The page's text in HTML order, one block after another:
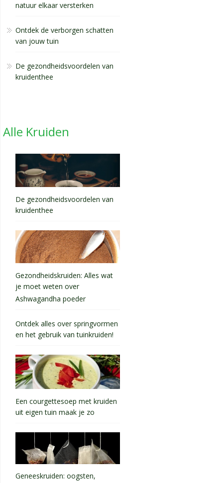
natuur elkaar versterken
Ontdek de verborgen schatten
van jouw tuin
De gezondheidsvoordelen van
kruidenthee
Alle Kruiden
De gezondheidsvoordelen van
kruidenthee
Gezondheidskruiden: Alles wat
je moet weten over
Ashwagandha poeder
Ontdek alles over springvormen
en het gebruik van tuinkruiden!
Een courgettesoep met kruiden
uit eigen tuin maak je zo
Geneeskruiden: oogsten,